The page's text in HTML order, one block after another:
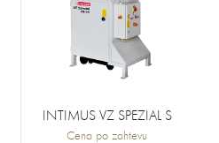
INTIMUS VZ SPEZIAL S
Cena po zahtevu